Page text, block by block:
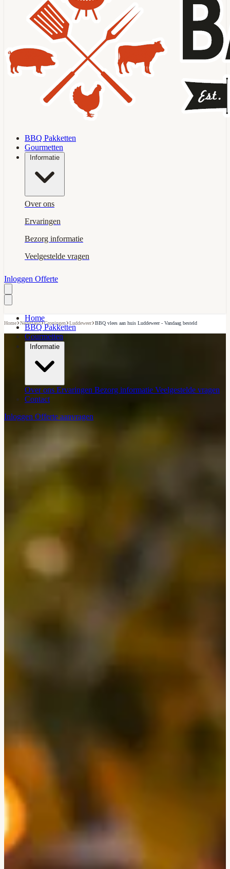
BBQ Pakketten
Gourmetten
Informatie
Over ons
Ervaringen
Bezorg informatie
Veelgestelde vragen
Inloggen Offerte
Home
BBQ Pakketten
Gourmetten
Informatie
Over ons Ervaringen Bezorg informatie Veelgestelde vragen
Contact
Inloggen Offerte aanvragen
Home›Nederland›Groningen›Luddeweer›BBQ vlees aan huis Luddeweer - Vandaag besteld